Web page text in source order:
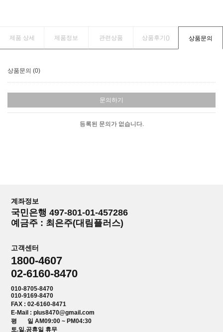
제품 상세 제품정보 관련상품 상품후기() 상품문의
상품문의 (0)
문의하기
등록된 문의가 없습니다.
계좌정보
국민은행 497-801-01-457286
예금주 : 최은주(대림플러스)
고객센터
1800-4607
02-6160-8470
010-8705-8470
010-9169-8470
FAX : 02-6160-8471
E-Mail : plus8470@gmail.com
평 일 AM09:00 ~ PM04:30
토.일.공휴일 휴무